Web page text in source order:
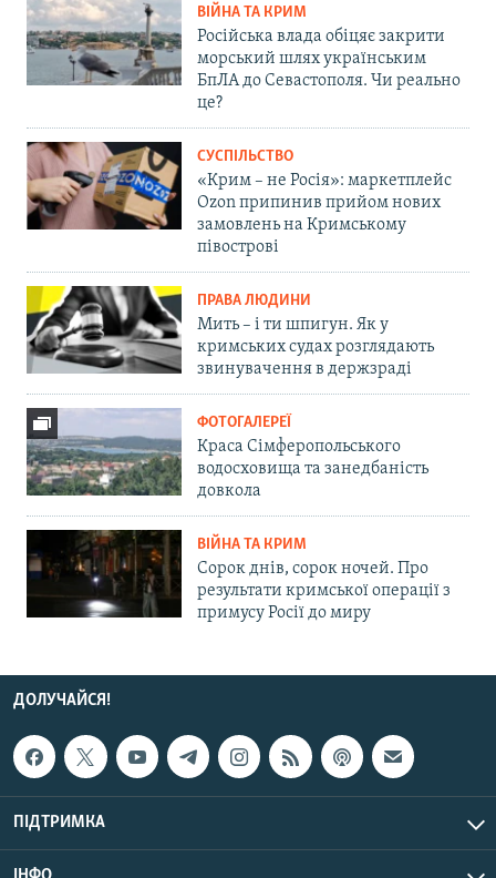
ВІЙНА ТА КРИМ
Російська влада обіцяє закрити
морський шлях українським
БпЛА до Севастополя. Чи реально
це?
СУСПІЛЬСТВО
«Крим – не Росія»: маркетплейс
Ozon припинив прийом нових
замовлень на Кримському
півострові
ПРАВА ЛЮДИНИ
Мить – і ти шпигун. Як у
кримських судах розглядають
звинувачення в держзраді
ФОТОГАЛЕРЕЇ
Краса Сімферопольського
водосховища та занедбаність
довкола
ВІЙНА ТА КРИМ
Сорок днів, сорок ночей. Про
результати кримської операції з
примусу Росії до миру
ДОЛУЧАЙСЯ!
ПІДТРИМКА